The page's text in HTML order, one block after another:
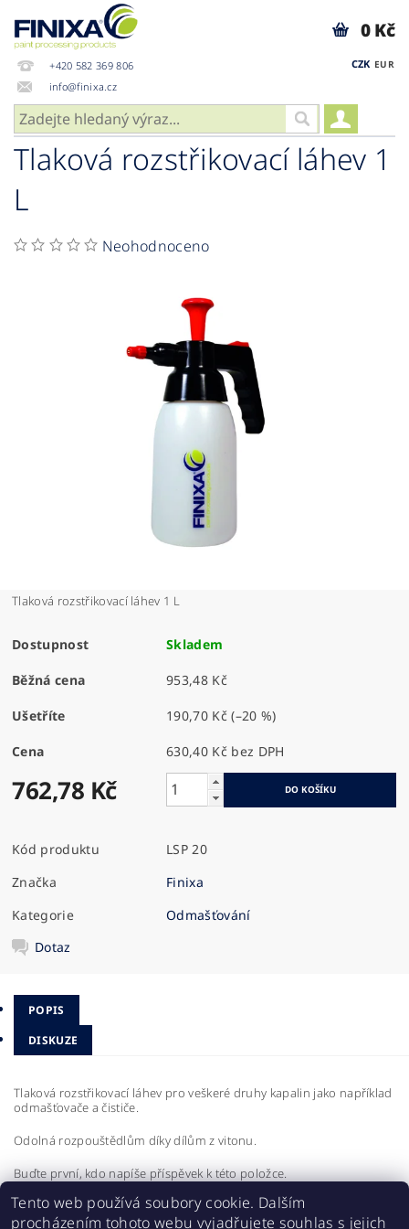
+420 582 369 806
info@finixa.cz
CZK EUR
0 Kč
Tlaková rozstřikovací láhev 1
L
Neohodnoceno
Tlaková rozstřikovací láhev 1 L
Dostupnost Skladem
Běžná cena 953,48 Kč
Ušetříte 190,70 Kč(–20 %)
Cena 630,40 Kč bez DPH
762,78 Kč
Kód produktu
LSP 20
Značka
Finixa
Kategorie
Odmašťování
Dotaz
POPIS
DISKUZE
Tlaková rozstřikovací láhev pro veškeré druhy kapalin jako například
odmašťovače a čističe.
Odolná rozpouštědlům díky dílům z vitonu.
Buďte první, kdo napíše příspěvek k této položce.
Přidat komentář
Tento web používá soubory cookie. Dalším
procházením tohoto webu vyjadřujete souhlas s jejich